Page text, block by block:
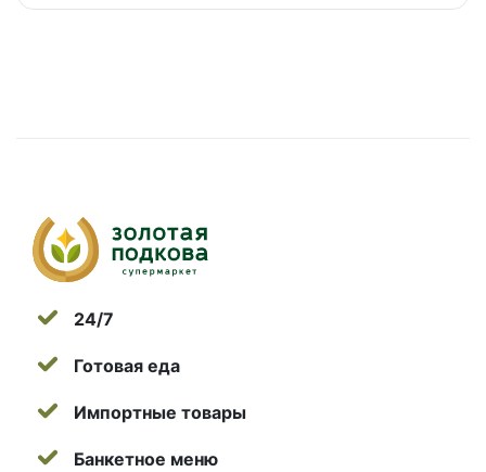
24/7
Готовая еда
Импортные товары
Банкетное меню